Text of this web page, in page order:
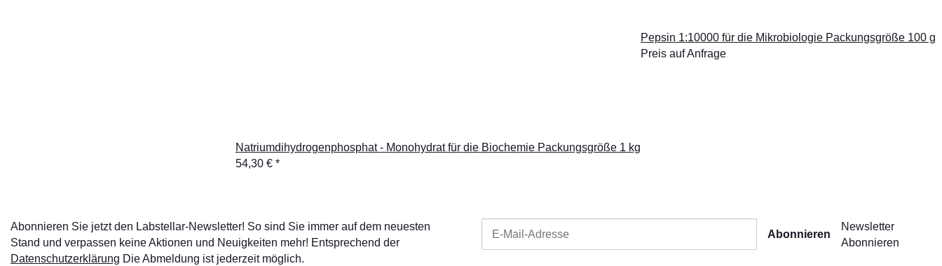
Natriumdihydrogenphosphat - Monohydrat für die Biochemie Packungsgröße 1 kg
54,30 € *
Pepsin 1:10000 für die Mikrobiologie Packungsgröße 100 g
Preis auf Anfrage
Abonnieren Sie jetzt den Labstellar-Newsletter! So sind Sie immer auf dem neuesten
Stand und verpassen keine Aktionen und Neuigkeiten mehr! Entsprechend der
Datenschutzerklärung Die Abmeldung ist jederzeit möglich.
Abonnieren
Newsletter
Abonnieren